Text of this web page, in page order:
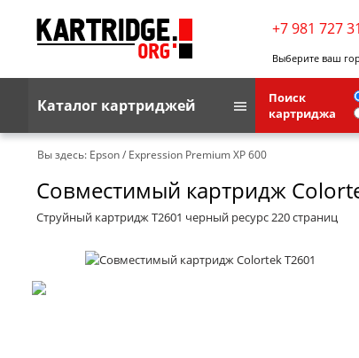
+7 981 727
Выберите ваш
Каталог картриджей
Brother
G&G
Kodak
Lexmark
Поиск
картриджа
Вы здесь: Epson/ Expression Premium XP 600
Совместимый картридж
Струйный картридж T2601 черный ресурс 220 страниц